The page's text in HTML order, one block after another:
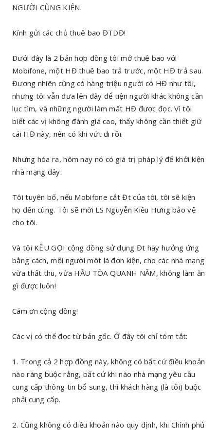
NGƯỜI CÙNG KIỆN.
Kính gửi các chủ thuê bao ĐTDĐ!
Dưới đây là 2 bản hợp đồng tôi mở thuê bao với
Mobifone, một HĐ thuê bao trả trước, một HĐ trả sau.
Đương nhiên cũng có hàng triệu người có HĐ như tôi,
nhưng tôi vẫn đưa lên đây để tiện người khác không cần
lục tìm, và những người làm mất HĐ được đọc. Vì tôi
biết các vị không đánh giá cao, thấy không cần thiết giữ
cái HĐ này, nên có khi vứt đi rồi.
Nhưng hóa ra, hôm nay nó có giá trị pháp lý để khởi kiện
nhà mạng đây.
Tôi tuyên bố, nếu Mobifone cắt Đt của tôi, tôi sẽ kiện
họ đến cùng. Tôi sẽ mời LS Nguyễn Kiều Hưng bảo vệ
cho tôi.
Và tôi KÊU GỌI cộng đồng sử dụng Đt hãy hưởng ứng
bằng cách, mỗi người một lá đơn kiện, cho các nhà mạng
vừa thất thu, vừa HẦU TÒA QUANH NĂM, không làm ăn
gì được luôn!
Cám ơn cộng đồng!
Các vị có thể đọc từ bản gốc. Ở đây tôi chỉ tóm tắt:
1. Trong cả 2 hợp đồng này, không có bất cứ điều khoản
nào ràng buộc rằng, bất cứ khi nào nhà mạng yêu cầu
cung cấp thông tin bổ sung, thì khách hàng (là tôi) buộc
phải cung cấp.
2. Cũng không có điều khoản nào quy định, khi Chính phủ